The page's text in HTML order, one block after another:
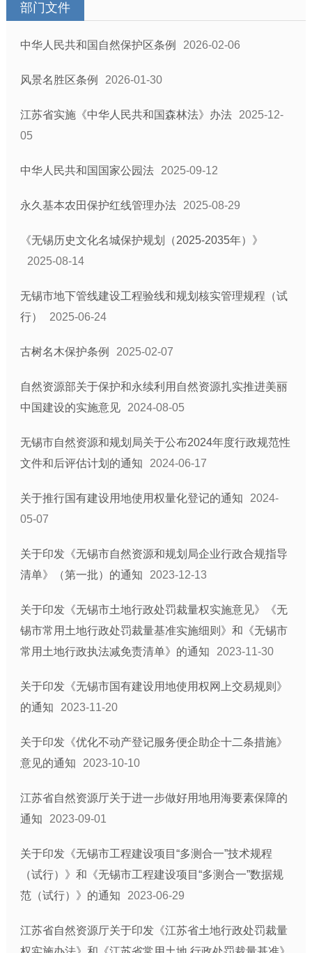
部门文件
中华人民共和国自然保护区条例 2026-02-06
风景名胜区条例 2026-01-30
江苏省实施《中华人民共和国森林法》办法
2025-12-
05
中华人民共和国国家公园法 2025-09-12
永久基本农田保护红线管理办法 2025-08-29
《无锡历史文化名城保护规划（2025-2035年）》
2025-08-14
无锡市地下管线建设工程验线和规划核实管理规程（试
行）
2025-06-24
古树名木保护条例 2025-02-07
自然资源部关于保护和永续利用自然资源扎实推进美丽
中国建设的实施意见
2024-08-05
无锡市自然资源和规划局关于公布2024年度行政规范性
文件和后评估计划的通知
2024-06-17
关于推行国有建设用地使用权量化登记的通知
2024-
05-07
关于印发《无锡市自然资源和规划局企业行政合规指导
清单》（第一批）的通知
2023-12-13
关于印发《无锡市土地行政处罚裁量权实施意见》《无
锡市常用土地行政处罚裁量基准实施细则》和《无锡市
常用土地行政执法减免责清单》的通知
2023-11-30
关于印发《无锡市国有建设用地使用权网上交易规则》
的通知
2023-11-20
关于印发《优化不动产登记服务便企助企十二条措施》
意见的通知
2023-10-10
江苏省自然资源厅关于进一步做好用地用海要素保障的
通知
2023-09-01
关于印发《无锡市工程建设项目“多测合一”技术规程
（试行）》和《无锡市工程建设项目“多测合一”数据规
范（试行）》的通知
2023-06-29
江苏省自然资源厅关于印发《江苏省土地行政处罚裁量